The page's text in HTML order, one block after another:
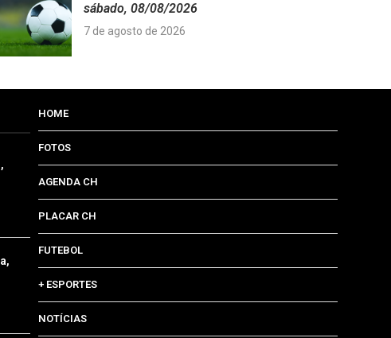
sábado, 08/08/2026
7 de agosto de 2026
HOME
FOTOS
AGENDA CH
PLACAR CH
FUTEBOL
+ ESPORTES
NOTÍCIAS